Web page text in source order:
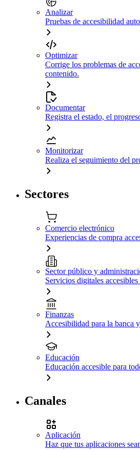
Analizar
Pruebas de accesibilidad
Optimizar
Corrige los problemas de
contenido.
Documentar
Registra el estado, el
Monitorizar
Realiza el seguimiento del
Sectores
Comercio electrónico
Experiencias de compra
Sector público y
Servicios digitales
Finanzas
Accesibilidad para la banca
Educación
Educación accesible para
Canales
Aplicación
Haz que tus aplicaciones